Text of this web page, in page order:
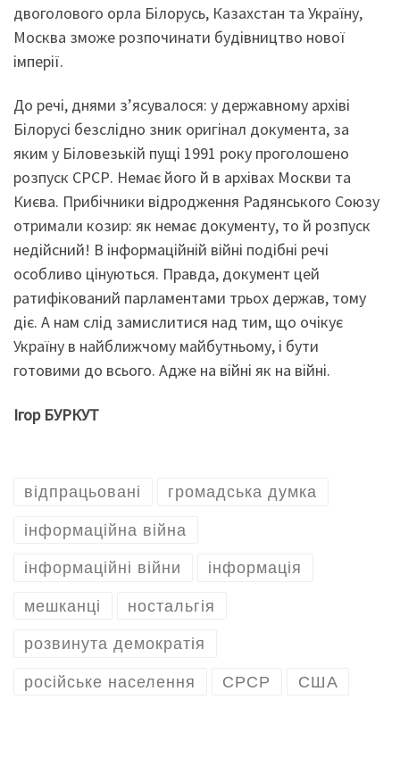
двоголового орла Білорусь, Казахстан та Україну,
Москва зможе розпочинати будівництво нової
імперії.
До речі, днями з’ясувалося: у державному архіві
Білорусі безслідно зник оригінал документа, за
яким у Біловезькій пущі 1991 року проголошено
розпуск СРСР. Немає його й в архівах Москви та
Києва. Прибічники відродження Радянського Союзу
отримали козир: як немає документу, то й розпуск
недійсний! В інформаційній війні подібні речі
особливо цінуються. Правда, документ цей
ратифікований парламентами трьох держав, тому
діє. А нам слід замислитися над тим, що очікує
Україну в найближчому майбутньому, і бути
готовими до всього. Адже на війні як на війні.
Ігор БУРКУТ
відпрацьовані громадська думка
інформаційна війна
інформаційні війни інформація
мешканці ностальгія
розвинута демократія
російське населення СРСР США